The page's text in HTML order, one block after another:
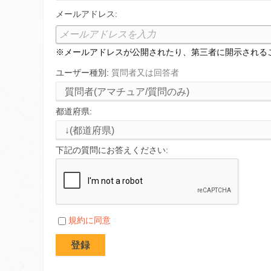
メールアドレス:
※メールアドレスが公開されたり、第三者に開示される
ユーザー種別: 質問者又は回答者
都道府県:
下記の質問にお答えください:
規約に同意